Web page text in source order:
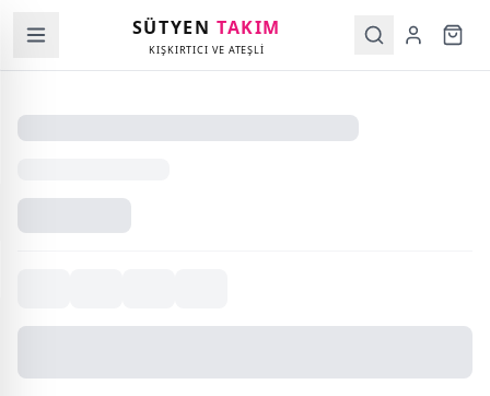
SÜTYENTAKIM
KIŞKIRTICI VE ATEŞLİ